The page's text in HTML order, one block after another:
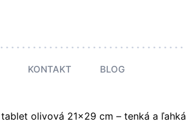
KONTAKT BLOG
olivová 21×29 cm – tenká a ľahká